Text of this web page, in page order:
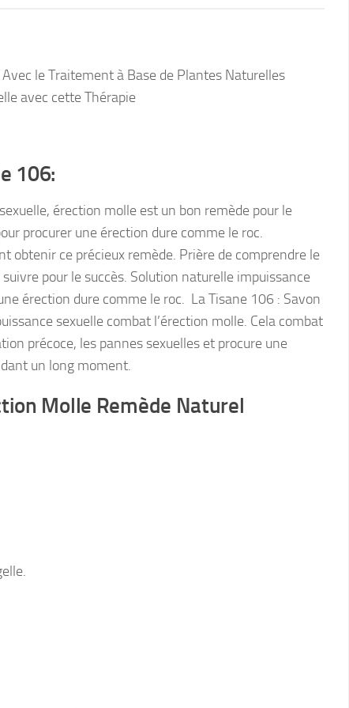
le Traitement à Base de Plantes Naturelles
avec cette Thérapie
106:
érection molle est un bon remède pour le
procurer une érection dure comme le roc.
obtenir ce précieux remède. Prière de comprendre le
pour le succès. Solution naturelle impuissance
érection dure comme le roc. La Tisane 106 : Savon
sexuelle combat l’érection molle. Cela combat
précoce, les pannes sexuelles et procure une
un long moment.
Molle Remède Naturel